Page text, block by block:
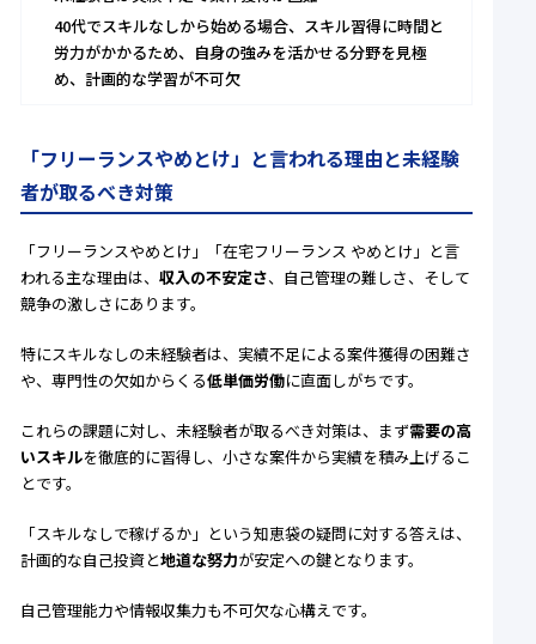
40代でスキルなしから始める場合、スキル習得に時間と
労力がかかるため、自身の強みを活かせる分野を見極
め、計画的な学習が不可欠
「フリーランスやめとけ」と言われる理由と未経験
者が取るべき対策
「フリーランスやめとけ」「在宅フリーランス やめとけ」と言
われる主な理由は、収入の不安定さ、自己管理の難しさ、そして
競争の激しさにあります。
特にスキルなしの未経験者は、実績不足による案件獲得の困難さ
や、専門性の欠如からくる低単価労働に直面しがちです。
これらの課題に対し、未経験者が取るべき対策は、まず需要の高
いスキルを徹底的に習得し、小さな案件から実績を積み上げるこ
とです。
「スキルなしで稼げるか」という知恵袋の疑問に対する答えは、
計画的な自己投資と地道な努力が安定への鍵となります。
自己管理能力や情報収集力も不可欠な心構えです。